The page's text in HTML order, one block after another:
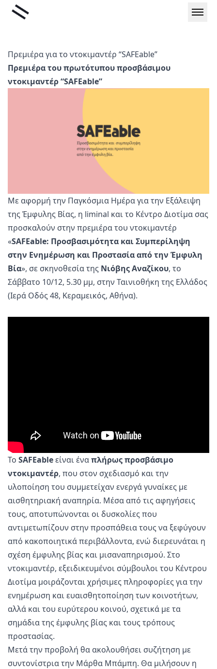
Μετάβαση
Liminal
Πρεμιέρα για το ντοκιμαντέρ “SAFEable”
Πρεμιέρα του πρωτότυπου προσβάσιμου
ντοκιμαντέρ “SAFEable”
Με αφορμή την Παγκόσμια Ημέρα για την Εξάλειψη
της Έμφυλης Βίας, η liminal και το Κέντρο Διοτίμα σας
προσκαλούν στην πρεμιέρα του ντοκιμαντέρ
«SAFEable: Προσβασιμότητα και Συμπερίληψη
στην Ενημέρωση και Προστασία από την Έμφυλη
Βία», σε σκηνοθεσία της Νιόβης Αναζίκου, το
Σάββατο 10/12, 5.30 μμ, στην Ταινιοθήκη της Ελλάδος
(Ιερά Οδός 48, Κεραμεικός, Αθήνα).
Το SAFEableείναι έναπλήρως προσβάσιμο
ντοκιμαντέρ, που στον σχεδιασμό και την
υλοποίηση του συμμετείχαν ενεργά γυναίκες με
αισθητηριακή αναπηρία. Μέσα από τις αφηγήσεις
τους, αποτυπώνονται οι δυσκολίες που
αντιμετωπίζουν στην προσπάθεια τους να ξεφύγουν
από κακοποιητικά περιβάλλοντα, ενώ διερευνάται η
σχέση έμφυλης βίας και μισαναπηρισμού. Στο
ντοκιμαντέρ, εξειδικευμένοι σύμβουλοι του Κέντρου
Διοτίμα μοιράζονται χρήσιμες πληροφορίες για την
ενημέρωση και ευαισθητοποίηση των κοινοτήτων,
αλλά και του ευρύτερου κοινού, σχετικά με τα
σημάδια της έμφυλης βίας και τους τρόπους
προστασίας.
Μετά την προβολή θα ακολουθήσει συζήτηση με
συντονίστρια την Μάρθα Μπάμπη. Θα μιλήσουν η